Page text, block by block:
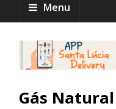
Menu
Gás Natural